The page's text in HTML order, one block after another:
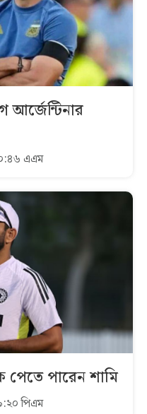
আর্জেন্টিনার
এএম
পেতে পারেন শামি
পিএম